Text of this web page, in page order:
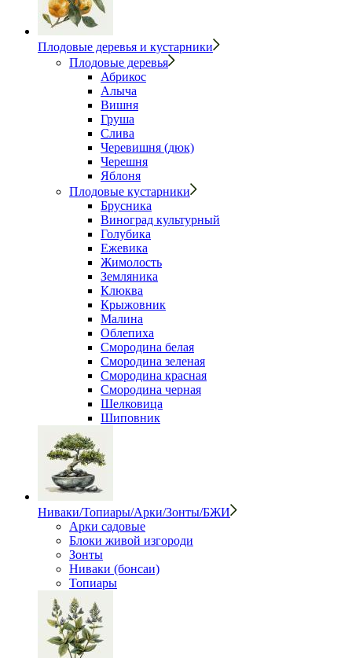
Плодовые деревья и кустарники
Плодовые деревья
Абрикос
Алыча
Вишня
Груша
Слива
Черевишня (дюк)
Черешня
Яблоня
Плодовые кустарники
Брусника
Виноград культурный
Голубика
Ежевика
Жимолость
Земляника
Клюква
Крыжовник
Малина
Облепиха
Смородина белая
Смородина зеленая
Смородина красная
Смородина черная
Шелковица
Шиповник
Ниваки/Топиары/Арки/Зонты/БЖИ
Арки садовые
Блоки живой изгороди
Зонты
Ниваки (бонсаи)
Топиары